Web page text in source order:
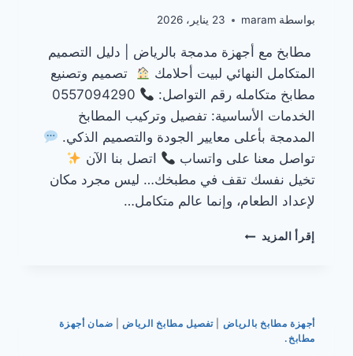
بواسطة maram 23 يناير، 2026
مطابخ مع أجهزة مدمجة بالرياض | دليل التصميم
المتكامل النهائي لبيت أحلامك
تصميم وتصنيع
مطابخ متكامله رقم التواصل:
0557094290
الخدمات الأساسية: تفصيل وتركيب المطابخ
المدمجة بأعلى معايير الجودة والتصميم الذكي.
تواصل معنا على واتساب
اتصل بنا الآن
تخيل نفسك تقف في مطبخك… ليس مجرد مكان
لإعداد الطعام، وإنما عالم متكامل…
إقرأ المزيد مطابخ
أجهزة مطابخ بالرياض |تفصيل مطابخ الرياض| ضمان أجهزة
مطابخ.